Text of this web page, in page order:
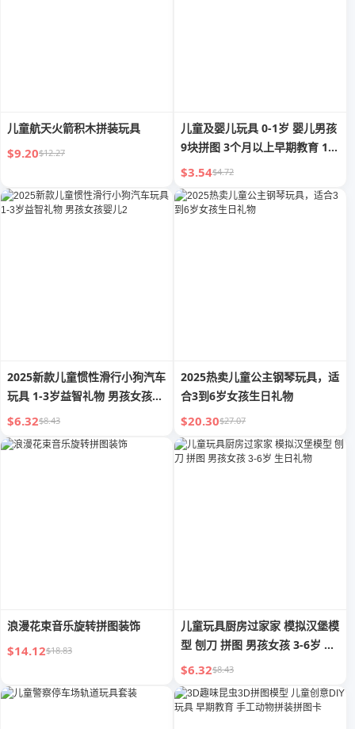
儿童航天火箭积木拼装玩具
$9.20$12.27
儿童及婴儿玩具 0-1岁 婴儿男孩
9块拼图 3个月以上早期教育 12
个月 2岁新生儿 8个月 4岁
$3.54$4.72
2025新款儿童惯性滑行小狗汽车
玩具 1-3岁益智礼物 男孩女孩婴
儿2
$6.32$8.43
2025热卖儿童公主钢琴玩具，适
合3到6岁女孩生日礼物
$20.30$27.07
浪漫花束音乐旋转拼图装饰
$14.12$18.83
儿童玩具厨房过家家 模拟汉堡模
型 刨刀 拼图 男孩女孩 3-6岁 生
日礼物
$6.32$8.43